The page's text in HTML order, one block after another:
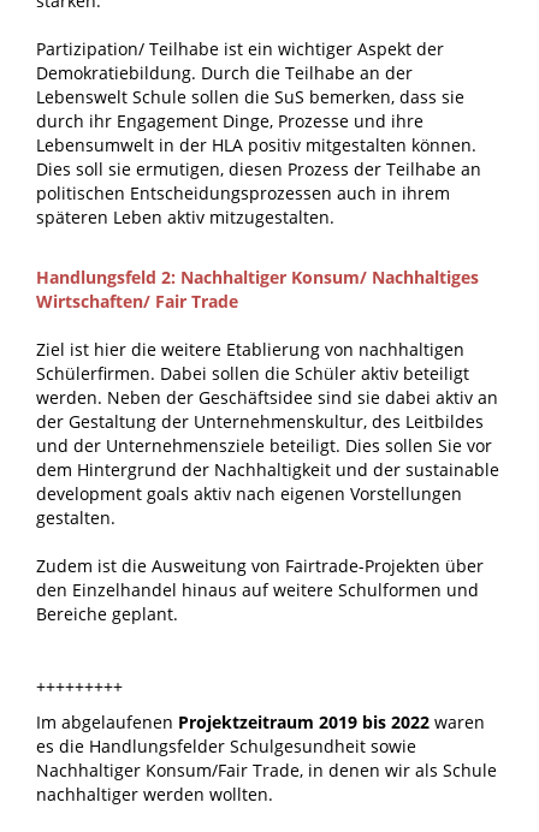
Partizipation/ Teilhabe ist ein wichtiger Aspekt der
Demokratiebildung. Durch die Teilhabe an der
Lebenswelt Schule sollen die SuS bemerken, dass sie
durch ihr Engagement Dinge, Prozesse und ihre
Lebensumwelt in der HLA positiv mitgestalten können.
Dies soll sie ermutigen, diesen Prozess der Teilhabe an
politischen Entscheidungsprozessen auch in ihrem
späteren Leben aktiv mitzugestalten.
Handlungsfeld 2: Nachhaltiger Konsum/ Nachhaltiges
Wirtschaften/ Fair Trade
Ziel ist hier die weitere Etablierung von nachhaltigen
Schülerfirmen. Dabei sollen die Schüler aktiv beteiligt
werden. Neben der Geschäftsidee sind sie dabei aktiv an
der Gestaltung der Unternehmenskultur, des Leitbildes
und der Unternehmensziele beteiligt. Dies sollen Sie vor
dem Hintergrund der Nachhaltigkeit und der sustainable
development goals aktiv nach eigenen Vorstellungen
gestalten.
Zudem ist die Ausweitung von Fairtrade-Projekten über
den Einzelhandel hinaus auf weitere Schulformen und
Bereiche geplant.
+++++++++
Im abgelaufenen Projektzeitraum 2019 bis 2022 waren
es die Handlungsfelder Schulgesundheit sowie
Nachhaltiger Konsum/Fair Trade, in denen wir als Schule
nachhaltiger werden wollten.